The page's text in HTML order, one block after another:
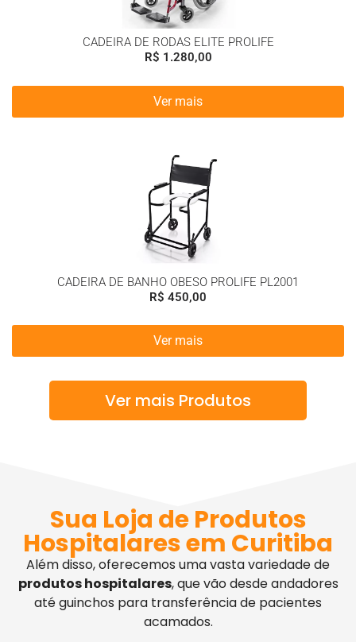
CADEIRA DE RODAS ELITE PROLIFE
R$ 1.280,00
Ver mais
CADEIRA DE BANHO OBESO PROLIFE PL2001
R$ 450,00
Ver mais
Ver mais Produtos
Sua Loja de Produtos
Hospitalares em Curitiba
Além disso, oferecemos uma vasta variedade de
produtos hospitalares, que vão desde andadores
até guinchos para transferência de pacientes
acamados.